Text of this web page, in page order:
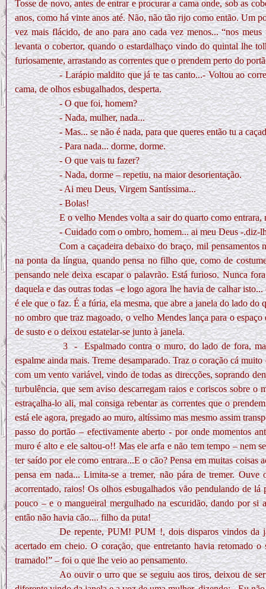
Tosse de novo, antes de entrar e procurar a cama onde, sob as
anos, como há vinte anos até. Não, não tão rijo como então. Um
vez mais flácido, de ano para ano cada vez menos... “nos
levanta o cobertor, quando o estardalhaço vindo do quintal lhe
furiosamente, arrastando as correntes que o prendem perto do
- Larápio maldito que já te tas canto...- Voltou ao
cama, de olhos esbugalhados, desperta.
- O que foi, homem?
- Nada, mulher, nada...
- Mas... se não é nada, para que queres então tu a
- Para nada... dorme, dorme.
- O que vais tu fazer?
- Nada, dorme – repetiu, na maior desorientação.
- Ai meu Deus, Virgem Santíssima...
- Bolas!
E o velho Mendes volta a sair do quarto como entrara,
- Cuidado com o ombro, homem... ai meu Deus -.diz-
Com a caçadeira debaixo do braço, mil pensamentos
na ponta da língua, quando pensa no filho que, como de
pensando nele deixa escapar o palavrão. Está furioso. Nunca
daquela e das outras todas –e logo agora lhe havia de calhar
é ele que o faz. É a fúria, ela mesma, que abre a janela do lado
no ombro que traz magoado, o velho Mendes lança para o espaço
de susto e o deixou estatelar-se junto à janela.
3
-
Espalmado contra o muro, do lado de fora,
espalme ainda mais. Treme desamparado. Traz o coração cá
com um vento variável, vindo de todas as direcções, soprando
turbulência, que sem aviso descarregam raios e coriscos sobre
estraçalha-lo ali, mal consiga rebentar as correntes que o
está ele agora, pregado ao muro, altíssimo mas mesmo assim
passo do portão – efectivamente aberto - por onde momentos
muro é alto e ele saltou-o!! Mas ele arfa e não tem tempo – nem
ter saído por ele como entrara...E o cão? Pensa em muitas
pensa em nada... Limita-se a tremer, não pára de tremer.
acorrentado, raios! Os olhos esbugalhados vão pendulando de
pouco – e o mangueiral mergulhado na escuridão, dando por si
então não havia cão.... filho da puta!
De repente, PUM! PUM !, dois disparos vindos da
acertado em cheio. O coração, que entretanto havia retomado
tramado!” – foi o que lhe veio ao pensamento.
Ao ouvir o urro que se seguiu aos tiros, deixou de